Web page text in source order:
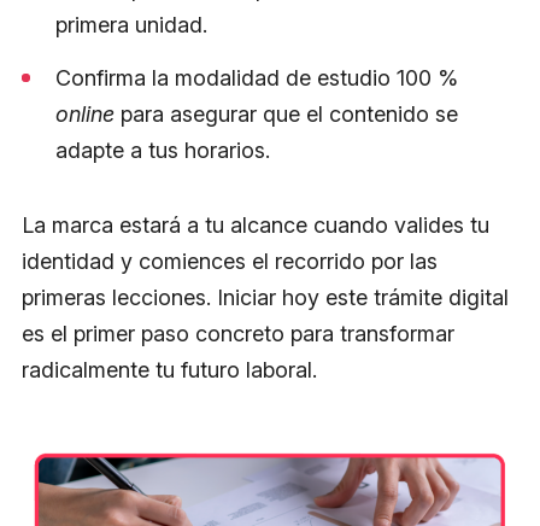
primera unidad.
Confirma la modalidad de estudio 100 %
online para asegurar que el contenido se
adapte a tus horarios.
La marca estará a tu alcance cuando valides tu
identidad y comiences el recorrido por las
primeras lecciones. Iniciar hoy este trámite digital
es el primer paso concreto para transformar
radicalmente tu futuro laboral.